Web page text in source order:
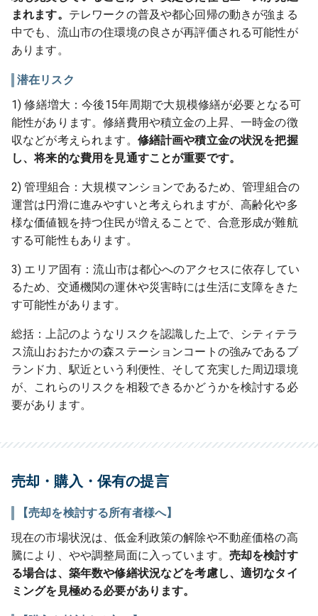
まれます。 テレワークの普及や都心回帰の動きが強まる
中でも、流山市の住環境の良さが再評価される可能性が
あります。
潜在リスク
1) 修繕増大：今後15年周期で大規模修繕が必要となる可
能性があります。修繕費用や積立金の上昇、一時金の徴
収などが考えられます。 修繕計画や積立金の状況を把握
し、将来的な費用を見通すことが重要です。
2) 管理組合：大規模マンションであるため、管理組合の
運営は円滑に進みやすいと考えられますが、高齢化や多
様な価値観を持つ住民が増えることで、合意形成が難航
する可能性もあります。
3) エリア固有：流山市は都心へのアクセスに依存してい
るため、交通機関の運休や災害時には生活に支障をきた
す可能性があります。
総括：上記のようなリスクを認識した上で、シティテラ
ス流山おおたかの森ステーションコートの強みであるブ
ランド力、駅近という利便性、そして充実した周辺環境
が、これらのリスクを相殺できるかどうかを検討する必
要があります。
売却・購入・保有の提言
【売却を検討する所有者様へ】
現在の市場状況は、低金利政策の解除や不動産価格の高
騰により、やや調整局面に入っています。 売却を検討す
る場合は、築年数や修繕状況などを考慮し、適切なタイ
ミングを見極める必要があります。